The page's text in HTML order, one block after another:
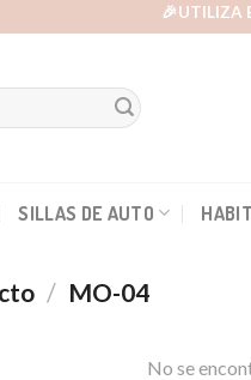
🎉UTILIZA
SILLAS DE AUTO
/ MO-04
No se